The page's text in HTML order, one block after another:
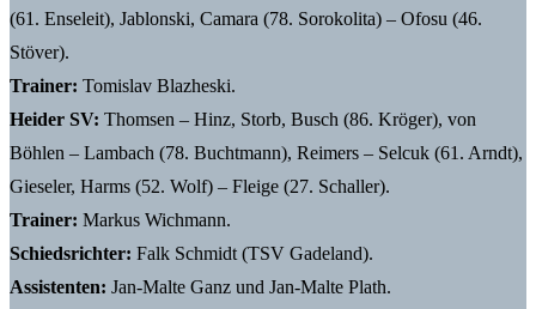
(61. Enseleit), Jablonski, Camara (78. Sorokolita) – Ofosu (46.
Stöver).
Trainer: Tomislav Blazheski.
Heider SV: Thomsen – Hinz, Storb, Busch (86. Kröger), von
Böhlen – Lambach (78. Buchtmann), Reimers – Selcuk (61. Arndt),
Gieseler, Harms (52. Wolf) – Fleige (27. Schaller).
Trainer: Markus Wichmann.
Schiedsrichter: Falk Schmidt (TSV Gadeland).
Assistenten: Jan-Malte Ganz und Jan-Malte Plath.